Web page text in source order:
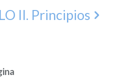
II. Principios